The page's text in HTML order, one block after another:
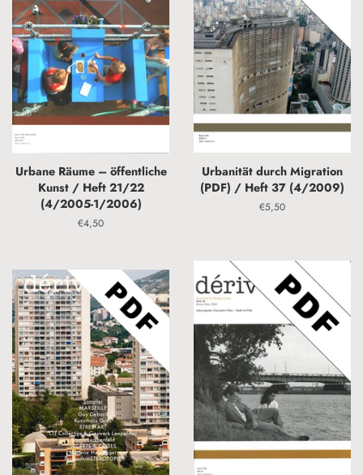
Urbane Räume – öffentliche
Kunst / Heft 21/22
(4/2005-1/2006)
Normaler
€4,50
Urbanität durch Migration
(PDF) / Heft 37 (4/2009)
Normaler
€5,50